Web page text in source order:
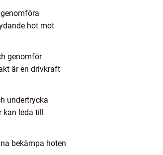
hot mot
genomför
är en drivkraft
undertrycka
kan leda till
bekämpa hoten